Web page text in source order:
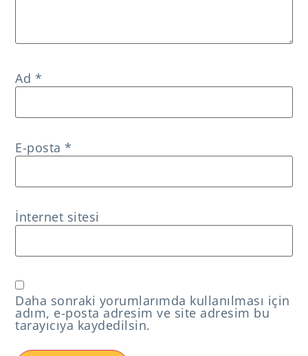
Ad *
E-posta*
İnternet sitesi
Daha sonraki yorumlarımda kullanılması için
adım, e-posta adresim ve site adresim bu
tarayıcıya kaydedilsin.